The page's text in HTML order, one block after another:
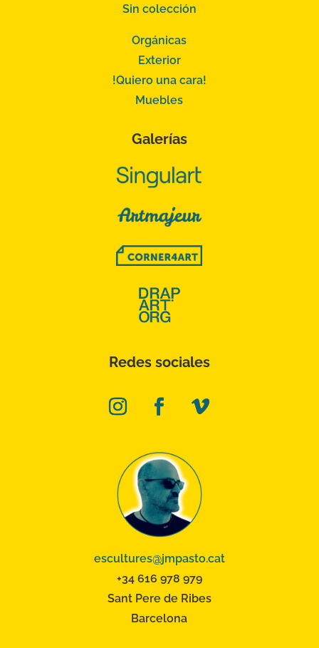
Sin colección
Orgánicas
Exterior
!Quiero una cara!
Muebles
Galerías
Redes sociales
escultures@jmpasto.cat
+34 616 978 979
Sant Pere de Ribes
Barcelona